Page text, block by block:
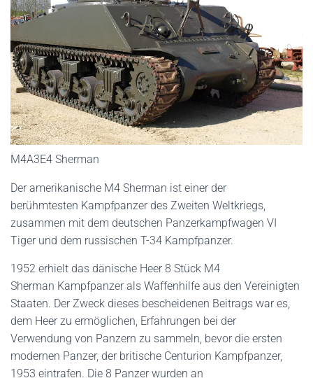
M4A3E4 Sherman
Der amerikanische M4 Sherman ist einer der
berühmtesten Kampfpanzer des Zweiten Weltkriegs,
zusammen mit dem deutschen Panzerkampfwagen VI
Tiger und dem russischen T-34 Kampfpanzer.
1952 erhielt das dänische Heer 8 Stück M4
Sherman Kampfpanzer als Waffenhilfe aus den Vereinigten
Staaten. Der Zweck dieses bescheidenen Beitrags war es,
dem Heer zu ermöglichen, Erfahrungen bei der
Verwendung von Panzern zu sammeln, bevor die ersten
modernen Panzer, der britische Centurion Kampfpanzer,
1953 eintrafen. Die 8 Panzer wurden an